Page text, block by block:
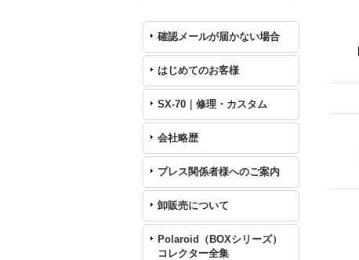
確認メールが届かない場合
はじめてのお客様
SX-70｜修理・カスタム
会社略歴
プレス関係者様へのご案内
卸販売について
Polaroid（BOXシリーズ）
コレクター全集